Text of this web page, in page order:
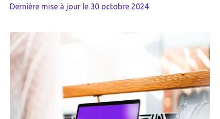
Dernière mise à jour le 30 octobre 2024